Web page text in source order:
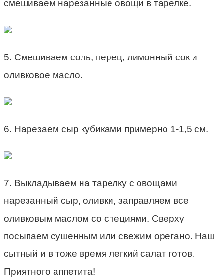
смешиваем нарезанные овощи в тарелке.
5. Смешиваем соль, перец, лимонный сок и
оливковое масло.
6. Нарезаем сыр кубиками примерно 1-1,5 см.
7. Выкладываем на тарелку с овощами
нарезанный сыр, оливки, заправляем все
оливковым маслом со специями. Сверху
посыпаем сушенным или свежим орегано. Наш
сытный и в тоже время легкий салат готов.
Приятного аппетита!